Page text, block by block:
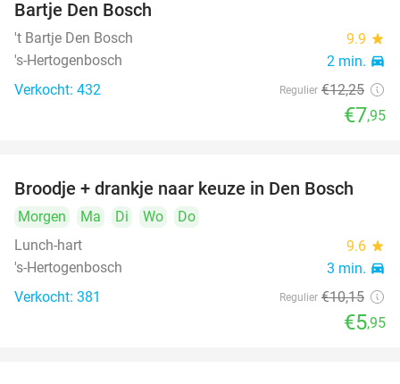
Bartje Den Bosch
't Bartje Den Bosch 9.9 star
's-Hertogenbosch 2 min. directions_car
Verkocht: 432 Regulier €12,25
€7,95
41%
Broodje + drankje naar keuze in Den Bosch
Morgen Ma Di Wo
Do
Lunch-hart
9.6 star
's-Hertogenbosch 3 min. directions_car
Verkocht: 381 Regulier €10,15
€5,95